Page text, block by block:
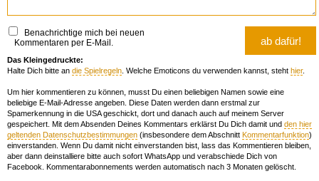
Benachrichtige mich bei neuen
Kommentaren per E-Mail.
Das Kleingedruckte:
Halte Dich bitte an die Spielregeln . Welche Emoticons du verwenden kannst, steht hier.
Um hier kommentieren zu können, musst Du einen beliebigen Namen sowie eine
beliebige E-Mail-Adresse angeben. Diese Daten werden dann erstmal zur
Spamerkennung in die USA geschickt, dort und danach auch auf meinem Server
gespeichert. Mit dem Absenden Deines Kommentars erklärst Du Dich damit und den hier
geltenden Datenschutzbestimmungen (insbesondere dem Abschnitt Kommentarfunktion)
einverstanden. Wenn Du damit nicht einverstanden bist, lass das Kommentieren bleiben,
aber dann deinstalliere bitte auch sofort WhatsApp und verabschiede Dich von
Facebook. Kommentarabonnements werden automatisch nach 3 Monaten gelöscht.